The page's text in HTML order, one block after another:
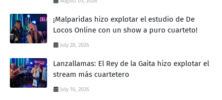
¡Malparidas hizo explotar el estudio de De
Locos Online con un show a puro cuarteto!
July 28, 2026
Lanzallamas: El Rey de la Gaita hizo explotar el
stream más cuartetero
July 16, 2026